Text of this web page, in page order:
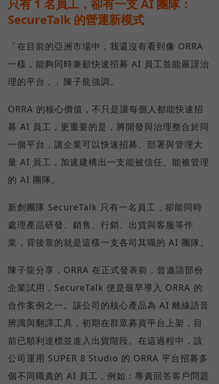
只有 1 名員工，卻有一支 AI 團隊：
SecureTalk 的營運新模式
「在目前的亞洲市場中，我還沒有看到像 ORRA
一樣，能夠同時兼顧快速招募 AI 員工並能嚴謹治
理的平台，」陳子龍強調。
ORRA 的核心價值，不只是讓每個人都能快速招
募 AI 員工，更重要的是，將開發與治理整合於同
一個平台，讓企業可以快速招募、部署與管理大
量 AI 員工，加速建構出一支能被信任、能被管理
的 AI 團隊。
新創團隊 SecureTalk 只有一名員工，卻能同時
處理產品研發、銷售、行銷、出貨與客服等作
業，背後靠的就是這樣一支各司其職的 AI 團隊。
陳子龍分享，ORRA 在正式發表前，曾邀請部份
企業試用，SecureTalk 便是最早導入 ORRA 的
合作案例之一。該公司的核心產品為 AI 離線語音
辨識與翻譯工具，初期在群眾募資平台上架，目
前已順利達標並進入出貨階段。在這過程中，該
公司運用 SUPER 8 Studio 的 ORRA 平台招募多
個不同職責的 AI 員工，例如：專責回答客戶問題